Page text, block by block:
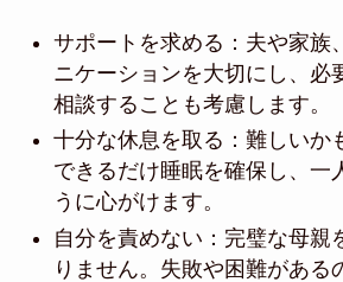
サポートを求める：夫や家族
ニケーションを大切にし、必
相談することも考慮します。
十分な休息を取る：難しいか
できるだけ睡眠を確保し、一
うに心がけます。
自分を責めない：完璧な母親
りません。失敗や困難がある